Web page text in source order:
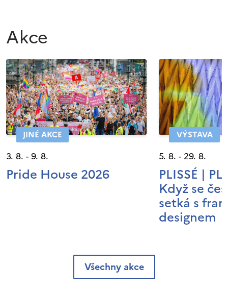
Akce
JINÉ AKCE
3. 8. - 9. 8.
Pride House 2026
VÝSTAVA
5. 8. - 29. 8.
PLISSÉ |
Když se
setká s
designem
Všechny akce